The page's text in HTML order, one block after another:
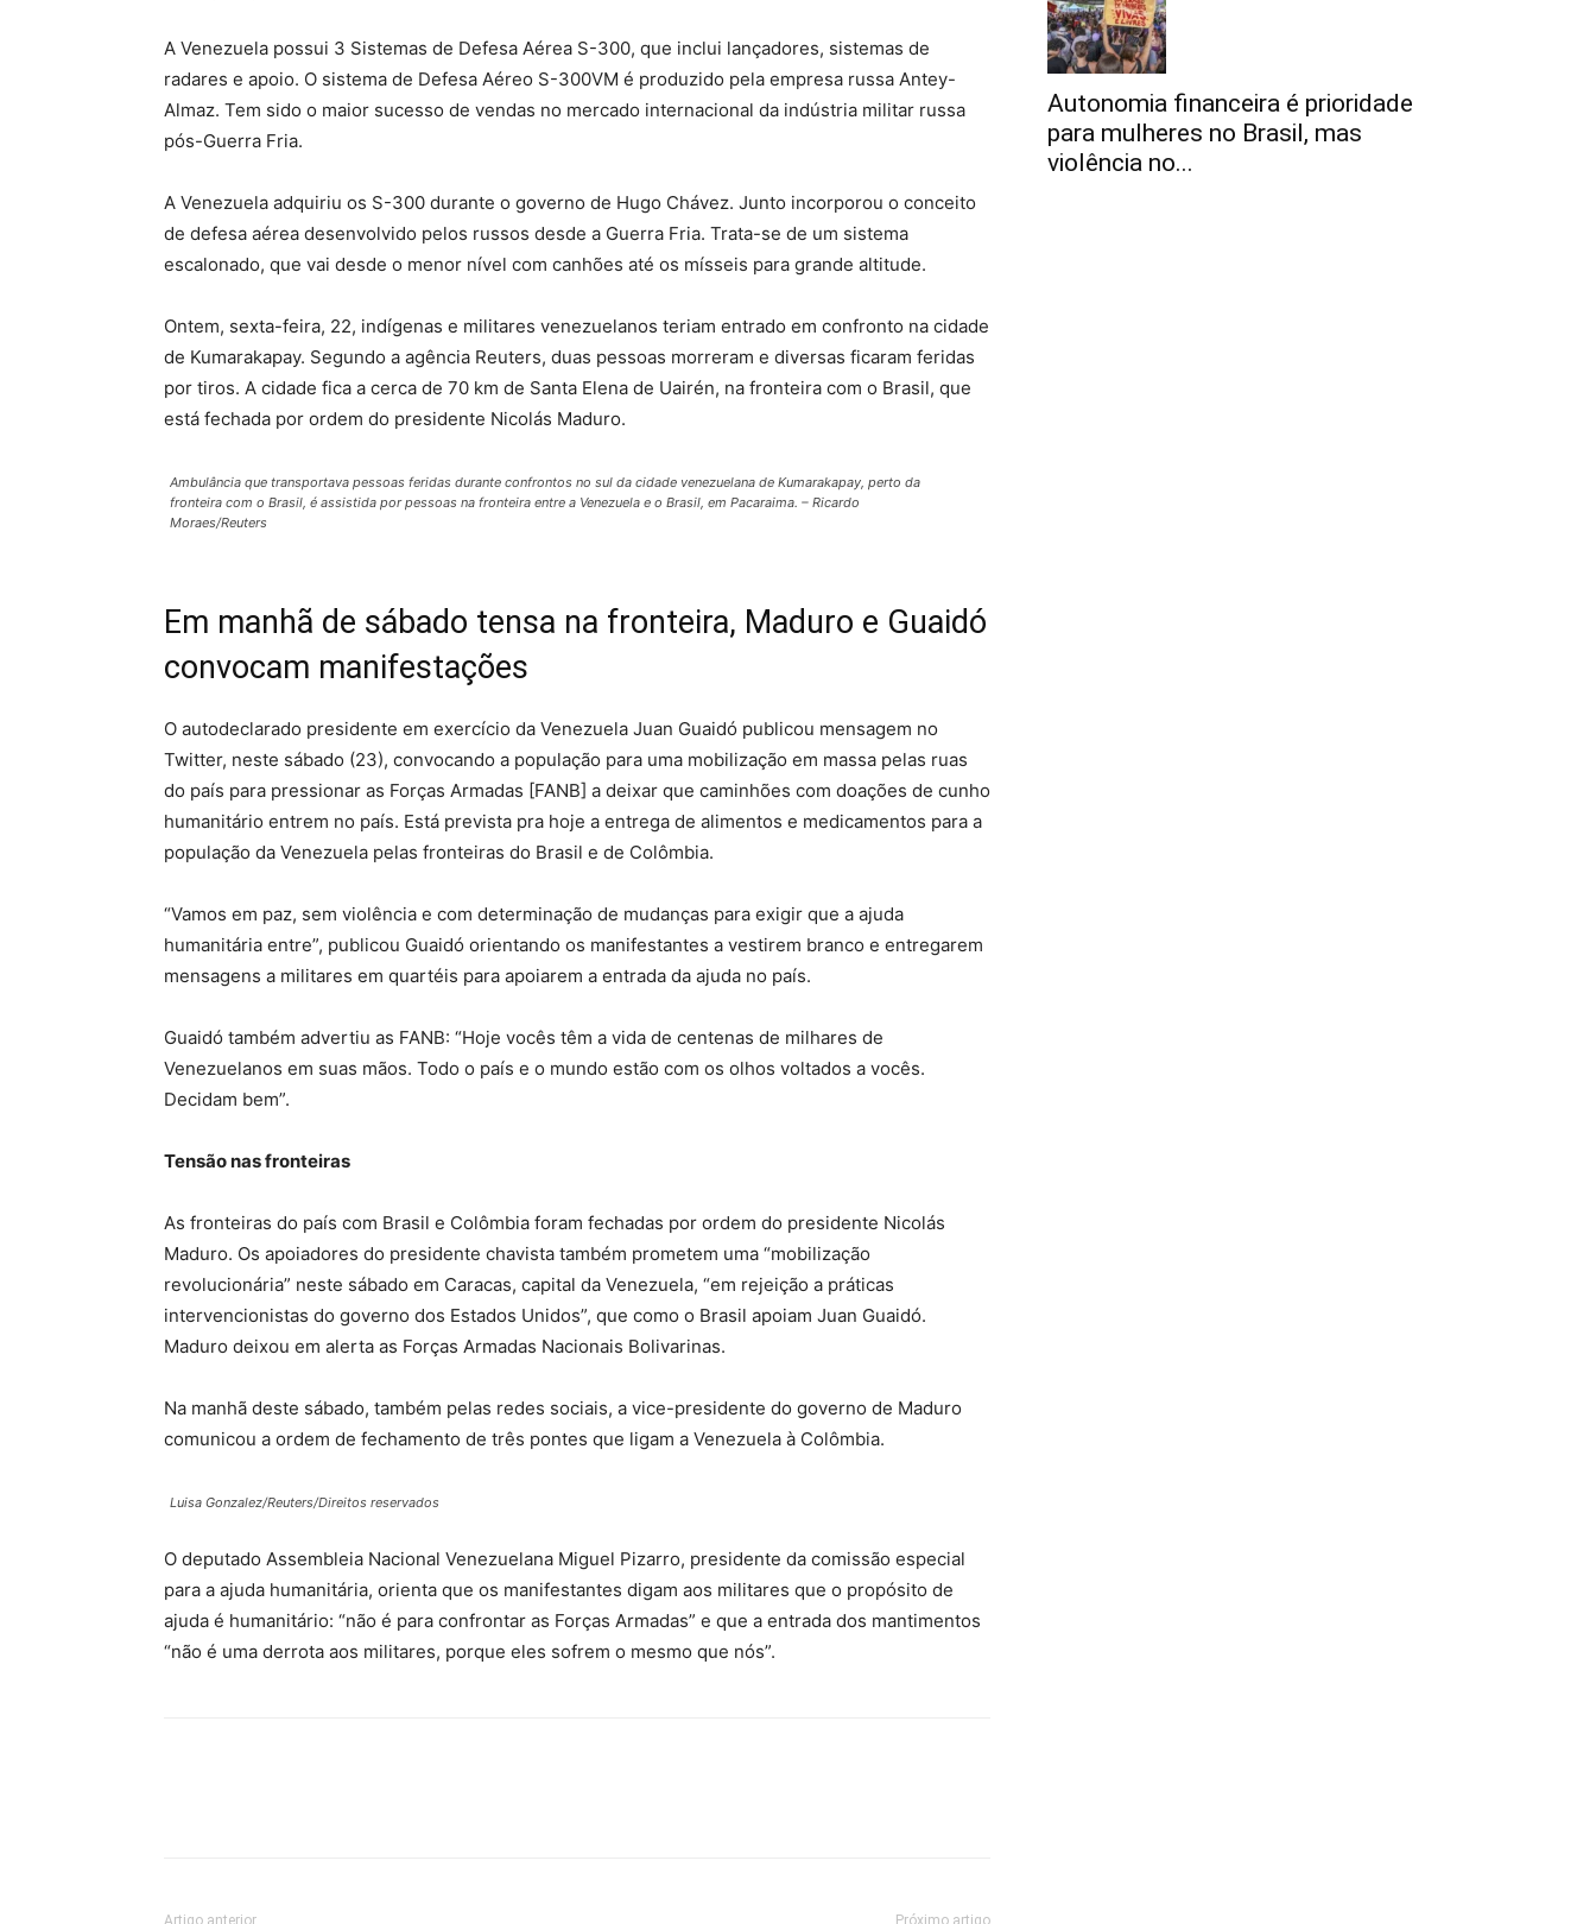
A Venezuela possui 3 Sistemas de Defesa Aérea S-300, que inclui lançadores, sistemas de
radares e apoio. O sistema de Defesa Aéreo S-300VM é produzido pela empresa russa Antey-
Almaz. Tem sido o maior sucesso de vendas no mercado internacional da indústria militar russa
pós-Guerra Fria.
A Venezuela adquiriu os S-300 durante o governo de Hugo Chávez. Junto incorporou o conceito
de defesa aérea desenvolvido pelos russos desde a Guerra Fria. Trata-se de um sistema
escalonado, que vai desde o menor nível com canhões até os mísseis para grande altitude.
Ontem, sexta-feira, 22, indígenas e militares venezuelanos teriam entrado em confronto na cidade
de Kumarakapay. Segundo a agência Reuters, duas pessoas morreram e diversas ficaram feridas
por tiros. A cidade fica a cerca de 70 km de Santa Elena de Uairén, na fronteira com o Brasil, que
está fechada por ordem do presidente Nicolás Maduro.
Ambulância que transportava pessoas feridas durante confrontos no sul da cidade venezuelana de Kumarakapay, perto da
fronteira com o Brasil, é assistida por pessoas na fronteira entre a Venezuela e o Brasil, em Pacaraima. – Ricardo
Moraes/Reuters
Em manhã de sábado tensa na fronteira, Maduro e Guaidó
convocam manifestações
O autodeclarado presidente em exercício da Venezuela Juan Guaidó publicou mensagem no
Twitter, neste sábado (23), convocando a população para uma mobilização em massa pelas ruas
do país para pressionar as Forças Armadas [FANB] a deixar que caminhões com doações de cunho
humanitário entrem no país. Está prevista pra hoje a entrega de alimentos e medicamentos para a
população da Venezuela pelas fronteiras do Brasil e de Colômbia.
“Vamos em paz, sem violência e com determinação de mudanças para exigir que a ajuda
humanitária entre”, publicou Guaidó orientando os manifestantes a vestirem branco e entregarem
mensagens a militares em quartéis para apoiarem a entrada da ajuda no país.
Guaidó também advertiu as FANB: “Hoje vocês têm a vida de centenas de milhares de
Venezuelanos em suas mãos. Todo o país e o mundo estão com os olhos voltados a vocês.
Decidam bem”.
Tensão nas fronteiras
As fronteiras do país com Brasil e Colômbia foram fechadas por ordem do presidente Nicolás
Maduro. Os apoiadores do presidente chavista também prometem uma “mobilização
revolucionária” neste sábado em Caracas, capital da Venezuela, “em rejeição a práticas
intervencionistas do governo dos Estados Unidos”, que como o Brasil apoiam Juan Guaidó.
Maduro deixou em alerta as Forças Armadas Nacionais Bolivarinas.
Na manhã deste sábado, também pelas redes sociais, a vice-presidente do governo de Maduro
comunicou a ordem de fechamento de três pontes que ligam a Venezuela à Colômbia.
Luisa Gonzalez/Reuters/Direitos reservados
O deputado Assembleia Nacional Venezuelana Miguel Pizarro, presidente da comissão especial
para a ajuda humanitária, orienta que os manifestantes digam aos militares que o propósito de
ajuda é humanitário: “não é para confrontar as Forças Armadas” e que a entrada dos mantimentos
“não é uma derrota aos militares, porque eles sofrem o mesmo que nós”.
Artigo anterior Próximo artigo
Autonomia financeira é prioridade
para mulheres no Brasil, mas
violência no...